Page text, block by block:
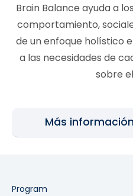
Brain Balance ayuda a
comportamiento,
de un enfoque holístico
a las necesidades de
sobre
Más
Program